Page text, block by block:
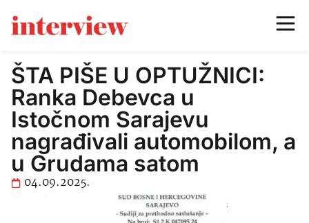
ŠTA PIŠE U OPTUŽNICI:
Ranka Debevca u
Istočnom Sarajevu
nagrađivali automobilom, a
u Grudama satom
04.09.2025.